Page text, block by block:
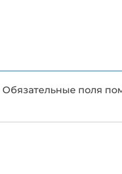
Обязательные поля